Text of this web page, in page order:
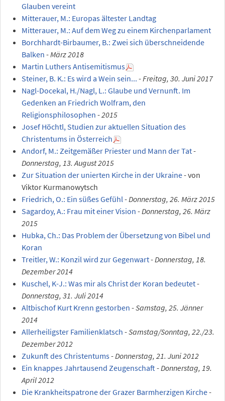
Glauben vereint
Mitterauer, M.: Europas ältester Landtag
Mitterauer, M.: Auf dem Weg zu einem Kirchenparlament
Borchhardt-Birbaumer, B.: Zwei sich überschneidende
Balken -März 2018
Martin Luthers Antisemitismus
Steiner, B. K.: Es wird a Wein sein... -Freitag, 30. Juni 2017
Nagl-Docekal, H./Nagl, L.: Glaube und Vernunft. Im
Gedenken an Friedrich Wolfram, den
Religionsphilosophen -2015
Josef Höchtl, Studien zur aktuellen Situation des
Christentums in Österreich
Andorf, M.: Zeitgemäßer Priester und Mann der Tat-
Donnerstag, 13. August 2015
Zur Situation der unierten Kirche in der Ukraine- von
Viktor Kurmanowytsch
Friedrich, O.: Ein süßes Gefühl-Donnerstag, 26. März 2015
Sagardoy, A.: Frau mit einer Vision -Donnerstag, 26. März
2015
Hubka, Ch.: Das Problem der Übersetzung von Bibel und
Koran
Treitler, W.: Konzil wird zur Gegenwart-Donnerstag, 18.
Dezember 2014
Kuschel, K-J.: Was mir als Christ der Koran bedeutet-
Donnerstag, 31. Juli 2014
Altbischof Kurt Krenn gestorben -Samstag, 25. Jänner
2014
Allerheiligster Familienklatsch -Samstag/Sonntag, 22./23.
Dezember 2012
Zukunft des Christentums-Donnerstag, 21. Juni 2012
Ein knappes Jahrtausend Zeugenschaft-Donnerstag, 19.
April 2012
Die Krankheitspatrone der Grazer Barmherzigen Kirche-